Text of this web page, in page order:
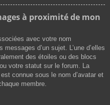
à proximité de mon
avec votre nom
d’un sujet. L’une d’elles
des étoiles ou des blocs
votre statut sur le forum. La
connue sous le nom d’avatar et
membre.